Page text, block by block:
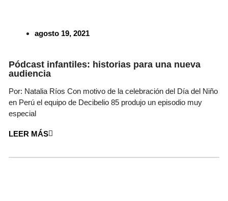
agosto 19, 2021
Pódcast infantiles: historias para una nueva
audiencia
Por: Natalia Ríos Con motivo de la celebración del Día del Niño
en Perú el equipo de Decibelio 85 produjo un episodio muy
especial
LEER MÁS